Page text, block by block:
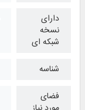
دارای
نسخه
شبکه ای
شناسه
فضای